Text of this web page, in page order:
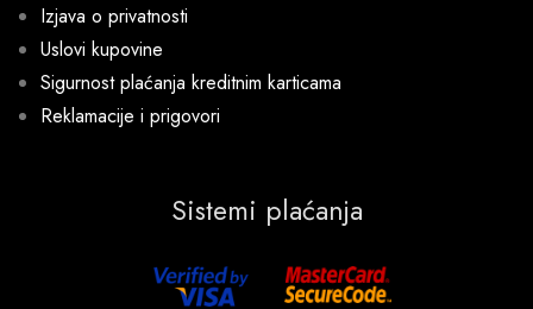
Izjava o privatnosti
Uslovi kupovine
Sigurnost plaćanja kreditnim karticama
Reklamacije i prigovori
Sistemi plaćanja